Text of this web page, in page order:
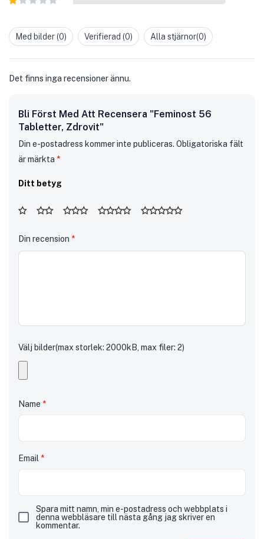
2av
avMed bilder (0) Verifierad (0) Alla stjärnor(0)
Det finns inga recensioner ännu.
Bli Först Med Att Recensera "Feminost 56
Tabletter, Zdrovit"
Din e-postadress kommer inte publiceras. Obligatoriska fält
är märkta *
Ditt betyg
Din recension *
Välj bilder(max storlek: 2000kB, max filer: 2)
Name *
Email *
Spara mitt namn, min e-postadress och webbplats i
denna webbläsare till nästa gång jag skriver en
kommentar.